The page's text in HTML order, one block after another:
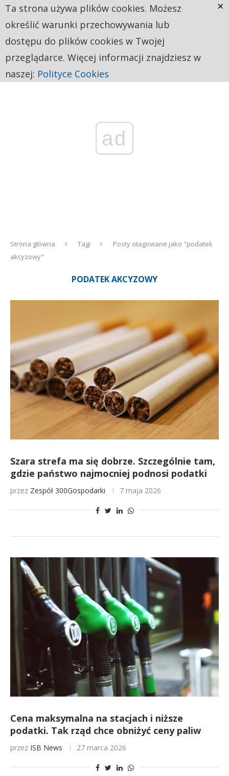
ad
Strona główna Tagi
Posty otagowane jako "podatek
akcyzowy"
PODATEK AKCYZOWY
Szara strefa ma się dobrze. Szczególnie tam,
gdzie państwo najmocniej podnosi podatki
przez Zespół 300Gospodarki 7 maja 2026
Cena maksymalna na stacjach i niższe
podatki. Tak rząd chce obniżyć ceny paliw
przez ISB News 27 marca 2026
Ta strona używa plików cookies. Możesz
określić warunki przechowywania lub
dostępu do plików cookies w Twojej
przeglądarce. Więcej informacji znajdziesz w
naszej: Polityce Cookies
×